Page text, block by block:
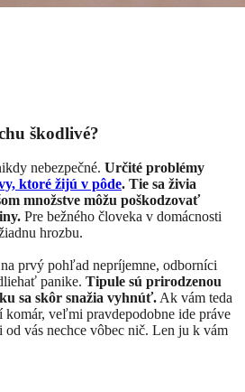
škodlivé?
nebezpečné. Určité problémy
ktoré žijú v pôde. Tie sa živia
množstve môžu poškodzovať
Pre bežného človeka v domácnosti
hrozbu.
prvý pohľad nepríjemne, odborníci
panike. Tipule sú prirodzenou
sa skôr snažia vyhnúť.Ak vám teda
komár, veľmi pravdepodobne ide práve
vás nechce vôbec nič. Len ju k vám